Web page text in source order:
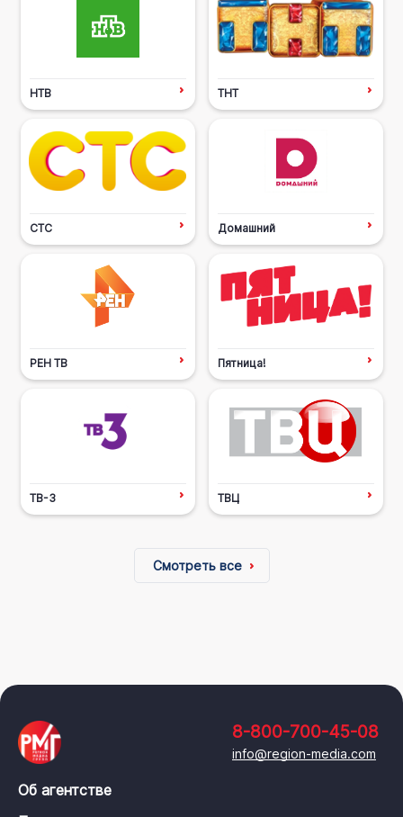
НТВ ТНТ
СТС Домашний
РЕН ТВ Пятница!
ТВ-3 ТВЦ
Смотреть все
8-800-700-45-08
info@region-media.com
Об агентстве